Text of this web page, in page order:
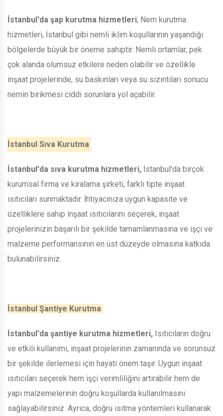
İstanbul'da şap kurutma hizmetleri, Nem kurutma
hizmetleri, İstanbul gibi nemli iklim koşullarının yaşandığı
bölgelerde büyük bir öneme sahiptir. Nemli ortamlar, pek
çok alanda olumsuz etkilere neden olabilir ve özellikle
inşaat projelerinde, su baskınları veya su sızıntıları sonucu
nemin birikmesi ciddi sorunlara yol açabilir.
İstanbul Sıva Kurutma
İstanbul'da sıva kurutma hizmetleri, İstanbul'da birçok
kurumsal firma ve kiralama şirketi, farklı tipte inşaat
ısıtıcıları sunmaktadır. İhtiyacınıza uygun kapasite ve
özelliklere sahip inşaat ısıtıcılarını seçerek, inşaat
projelerinizin başarılı bir şekilde tamamlanmasına ve işçi ve
malzeme performansının en üst düzeyde olmasına katkıda
bulunabilirsiniz.
İstanbul Şantiye Kurutma
İstanbul'da şantiye kurutma hizmetleri, Isıtıcıların doğru
ve etkili kullanımı, inşaat projelerinin zamanında ve sorunsuz
bir şekilde ilerlemesi için hayati önem taşır. Uygun inşaat
ısıtıcıları seçerek hem işçi verimliliğini artırabilir hem de
yapı malzemelerinin doğru koşullarda kullanılmasını
sağlayabilirsiniz. Ayrıca, doğru ısıtma yöntemleri kullanarak